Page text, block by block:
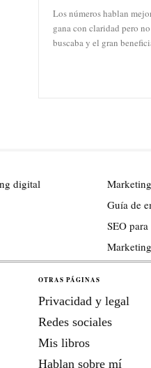
Los números hablan
gana con claridad pero
buscaba y el gran
digital
Guía de
SEO
OTRAS PÁGINAS
Privacidad y legal
Redes sociales
Mis libros
Hablan sobre mí